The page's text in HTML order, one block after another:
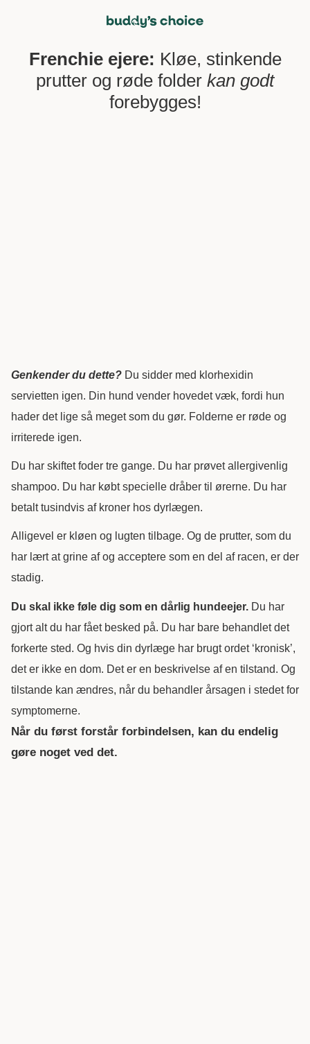
Frenchie ejere: Kløe, stinkende
prutter og røde folder kan godt
forebygges!
Genkender du dette? Du sidder med klorhexidin
servietten igen. Din hund vender hovedet væk, fordi hun
hader det lige så meget som du gør. Folderne er røde og
irriterede igen.
Du har skiftet foder tre gange. Du har prøvet allergivenlig
shampoo. Du har købt specielle dråber til ørerne. Du har
betalt tusindvis af kroner hos dyrlægen.
Alligevel er kløen og lugten tilbage. Og de prutter, som du
har lært at grine af og acceptere som en del af racen, er der
stadig.
Du skal ikke føle dig som en dårlig hundeejer. Du har
gjort alt du har fået besked på. Du har bare behandlet det
forkerte sted. Og hvis din dyrlæge har brugt ordet ‘kronisk’,
det er ikke en dom. Det er en beskrivelse af en tilstand. Og
tilstande kan ændres, når du behandler årsagen i stedet for
symptomerne.
Når du først forstår forbindelsen, kan du endelig
gøre noget ved det.